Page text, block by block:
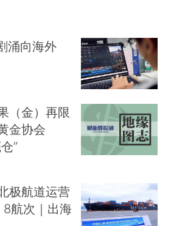
涌向海外
（金）再限
金协会
”
极航道运营
航次｜出海